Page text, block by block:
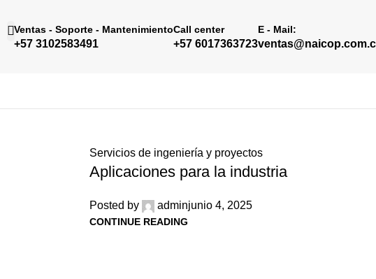
Ventas - Soporte - Mantenimiento
+57 3102583491
Call center
+57 6017363723
E - Mail:
Servicios de ingeniería y proyectos
Aplicaciones para la industria
Posted by adminjunio 4, 2025
CONTINUE READING